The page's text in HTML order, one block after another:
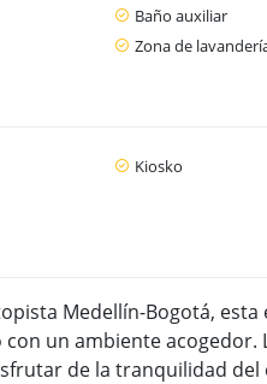
Baño auxiliar
Zona de
Kiosko
Medellín-Bogotá,
un ambiente
de la tranquilidad